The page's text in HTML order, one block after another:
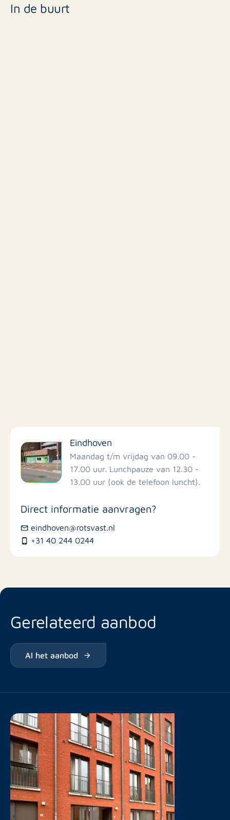
In de buurt
Filter op faciliteiten
Scholen
Winkels
Busstations
Restaurants
Eindhoven
Maandag t/m vrijdag van 09.00 -
17.00 uur. Lunchpauze van 12.30 -
13.00 uur (ook de telefoon luncht).
Direct informatie aanvragen?
eindhoven@rotsvast.nl
+31 40 244 0244
Gerelateerd aanbod
Al het aanbod